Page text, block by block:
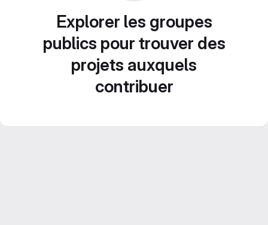
Explorer les groupes
publics pour trouver des
projets auxquels
contribuer